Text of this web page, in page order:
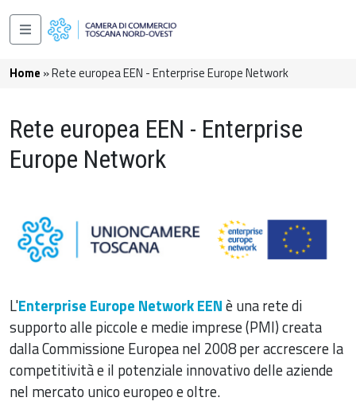
Salta al contenuto principale
Navigazione principale
Briciole di pane
Home Rete europea EEN - Enterprise Europe Network
Rete europea EEN - Enterprise
Europe Network
L'Enterprise Europe Network EENè una rete di
supporto alle piccole e medie imprese (PMI) creata
dalla Commissione Europea nel 2008 per accrescere la
competitività e il potenziale innovativo delle aziende
nel mercato unico europeo e oltre.